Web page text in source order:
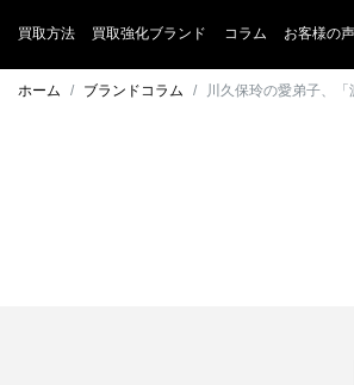
買取方法 買取強化ブランド コラム お客様の声
ホーム ブランドコラム 川久保玲の愛弟子、